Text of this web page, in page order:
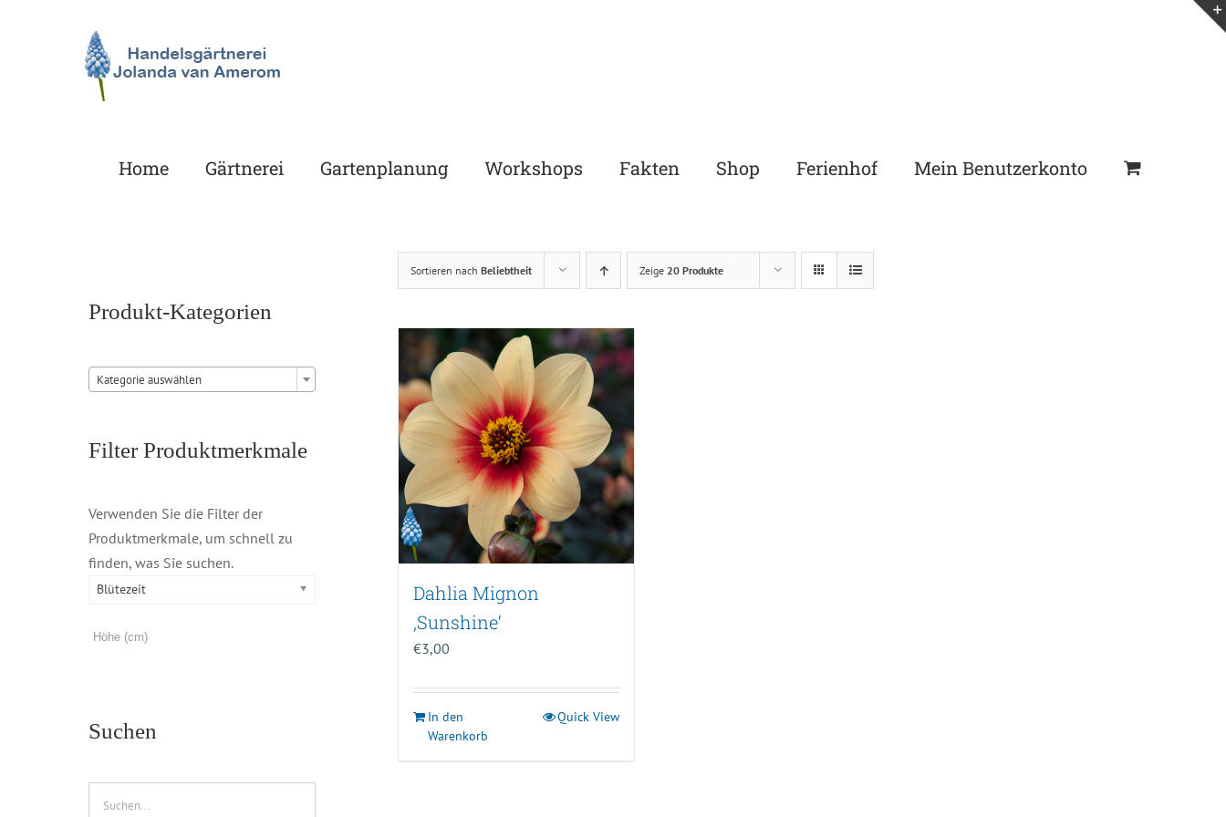
Home Gärtnerei Gartenplanung Workshops Fakten Shop Ferienhof Mein Benutzerkonto
Sortieren nachBeliebtheit Zeige 20 Produkte
Dahlia Mignon
‚Sunshine‘
€3,00
In den
Warenkorb
Quick View
Produkt-Kategorien
Kategorie auswählen
Filter Produktmerkmale
Verwenden Sie die Filter der
Produktmerkmale, um schnell zu
finden, was Sie suchen.
Blütezeit
Suchen